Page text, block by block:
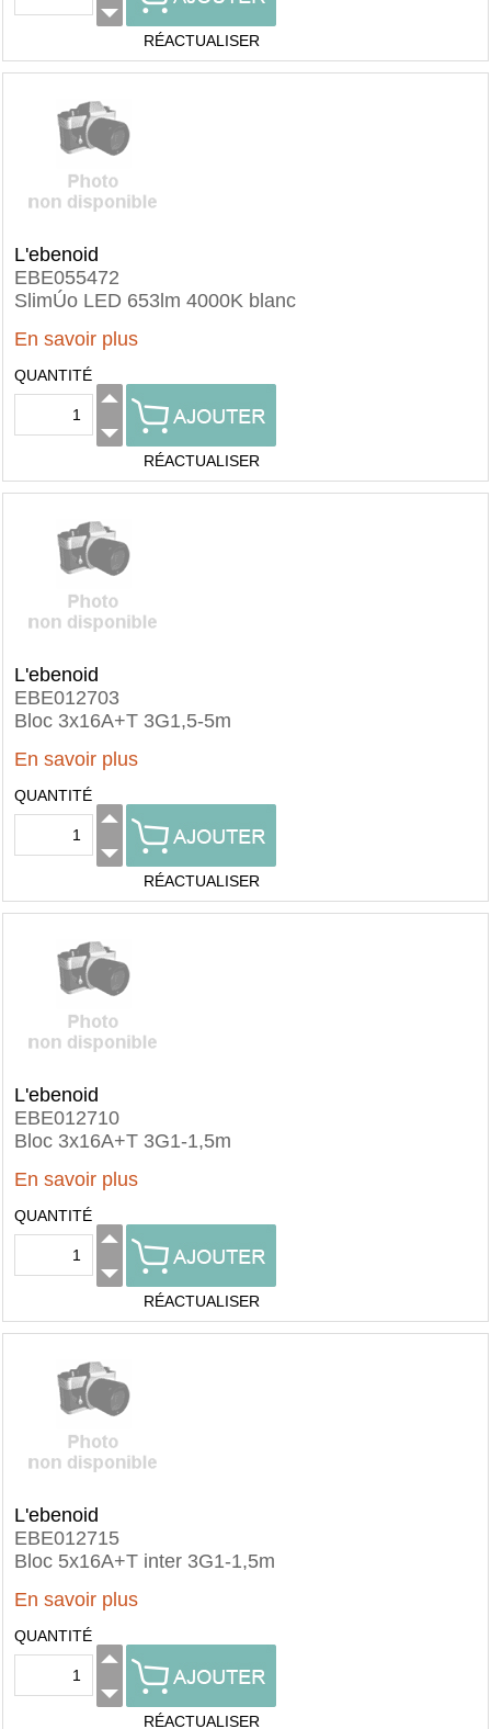
RÉACTUALISER
L'ebenoid
EBE055472
SlimÚo LED 653lm 4000K blanc
En savoir plus
QUANTITÉ
RÉACTUALISER
L'ebenoid
EBE012703
Bloc 3x16A+T 3G1,5-5m
En savoir plus
QUANTITÉ
RÉACTUALISER
L'ebenoid
EBE012710
Bloc 3x16A+T 3G1-1,5m
En savoir plus
QUANTITÉ
RÉACTUALISER
L'ebenoid
EBE012715
Bloc 5x16A+T inter 3G1-1,5m
En savoir plus
QUANTITÉ
RÉACTUALISER